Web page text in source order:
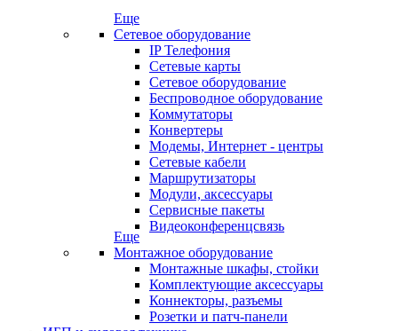
Еще
Сетевое оборудование
IP Телефония
Сетевые карты
Сетевое оборудование
Беспроводное оборудование
Коммутаторы
Конвертеры
Модемы, Интернет - центры
Сетевые кабели
Маршрутизаторы
Модули, аксессуары
Сервисные пакеты
Видеоконференцсвязь
Еще
Монтажное оборудование
Монтажные шкафы, стойки
Комплектующие аксессуары
Коннекторы, разъемы
Розетки и патч-панели